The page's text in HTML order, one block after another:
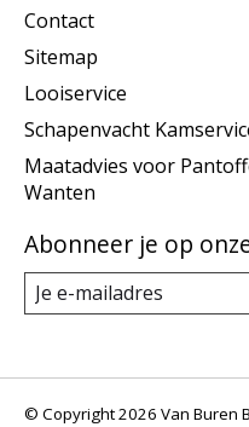
Contact
Sitemap
Looiservice
Schapenvacht
Maatadvies voor
Wanten
Abonneer je op
© Copyright 2026 Van Buren